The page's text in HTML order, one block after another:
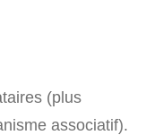
(plus
associatif).